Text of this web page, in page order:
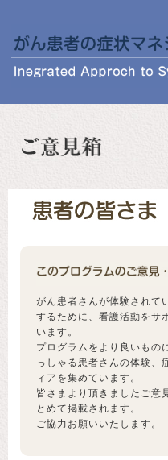
がん患者さんが体験されて
するために、看護活動をサ
います。
プログラムをより良いもの
っしゃる患者さんの体験、
ィアを集めています。
皆さまより頂きましたご意
とめて掲載されます。
ご協力お願いいたします。